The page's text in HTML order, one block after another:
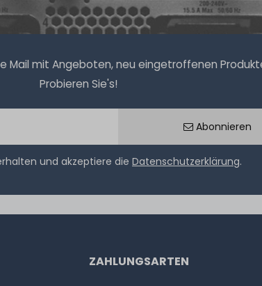
mit Angeboten, neu eingetroffenen
Probieren Sie's!
Abonnieren
und akzeptiere die Datenschutzerklärung.
ZAHLUNGSARTEN